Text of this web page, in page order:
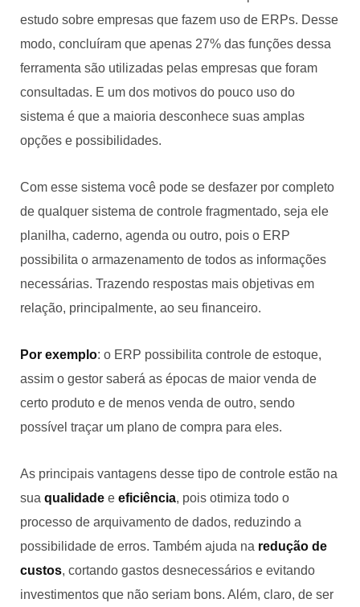
estudo sobre empresas que fazem uso de ERPs. Desse
modo, concluíram que apenas 27% das funções dessa
ferramenta são utilizadas pelas empresas que foram
consultadas. E um dos motivos do pouco uso do
sistema é que a maioria desconhece suas amplas
opções e possibilidades.
Com esse sistema você pode se desfazer por completo
de qualquer sistema de controle fragmentado, seja ele
planilha, caderno, agenda ou outro, pois o ERP
possibilita o armazenamento de todos as informações
necessárias. Trazendo respostas mais objetivas em
relação, principalmente, ao seu financeiro.
Por exemplo: o ERP possibilita controle de estoque,
assim o gestor saberá as épocas de maior venda de
certo produto e de menos venda de outro, sendo
possível traçar um plano de compra para eles.
As principais vantagens desse tipo de controle estão na
sua qualidade e eficiência, pois otimiza todo o
processo de arquivamento de dados, reduzindo a
possibilidade de erros. Também ajuda na redução de
custos, cortando gastos desnecessários e evitando
investimentos que não seriam bons. Além, claro, de ser